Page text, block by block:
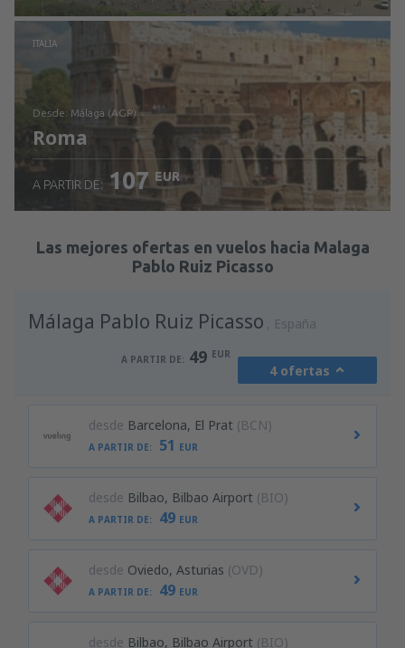
Revisa los detalles
ITALIA
desde: Málaga (AGP)
Roma
Revisa los detalles
A PARTIR DE: 107 EUR
Las mejores ofertas en vuelos hacia Malaga
Pablo Ruiz Picasso
Málaga Pablo Ruiz Picasso España
A PARTIR DE: 49 EUR
4 ofertas
desde Barcelona, El Prat (BCN)
A PARTIR DE: 51 EUR
desde Bilbao, Bilbao Airport (BIO)
A PARTIR DE: 49 EUR
desde Oviedo, Asturias (OVD)
A PARTIR DE: 49 EUR
desde Bilbao, Bilbao Airport (BIO)